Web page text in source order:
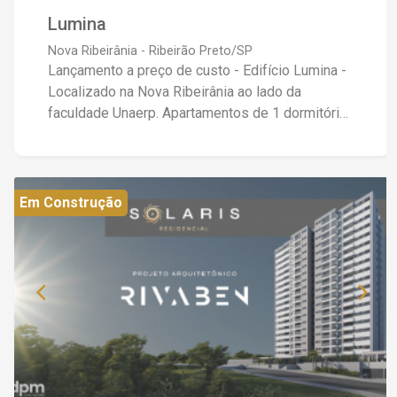
Lumina
Nova Ribeirânia - Ribeirão Preto/SP
Lançamento a preço de custo - Edifício Lumina -
Localizado na Nova Ribeirânia ao lado da
faculdade Unaerp. Apartamentos de 1 dormitório
privilegiada ao lado da UNAERP, próximo ao Novo
Shopping, hospitais, Fórum e com fácil acesso as
rodovias. Condomínio com Salao de festas.
Valores a partir de R$252.000,00
Em Construção